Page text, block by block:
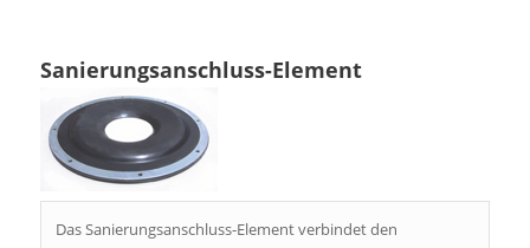
Sanierungsanschluss-Element
Das Sanierungsanschluss-Element verbindet den